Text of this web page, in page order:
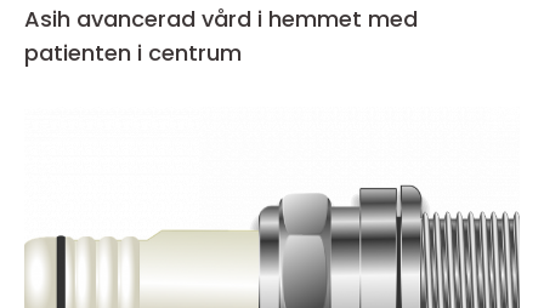
Asih avancerad vård i hemmet med
patienten i centrum